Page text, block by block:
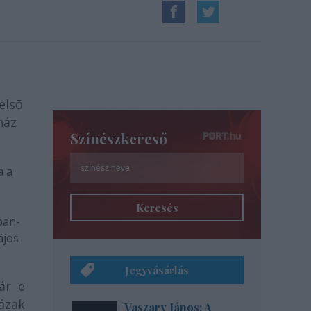
a
e
Színészkereső
Keresés
Jegyvásárlás
Vaszary János: A